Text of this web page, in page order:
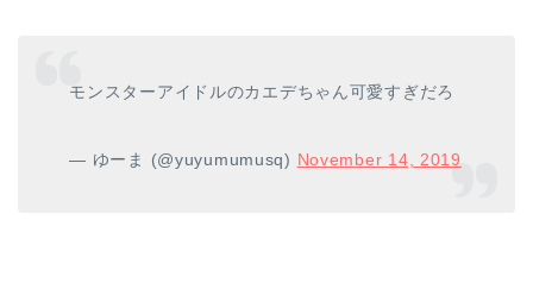
モンスターアイドルのカエデちゃん可愛すぎだろ
— ゆーま (@yuyumumusq) November 14, 2019